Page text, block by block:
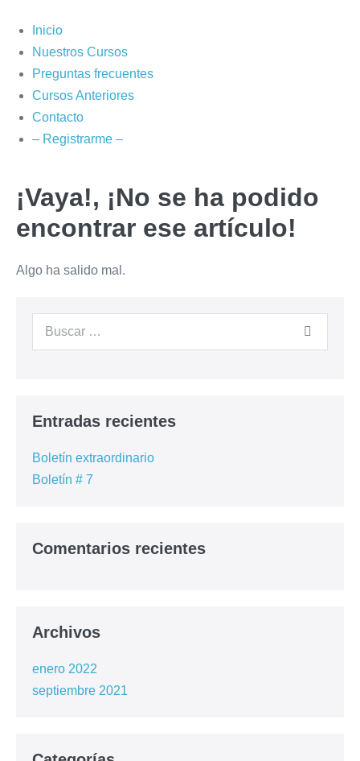
Inicio
Nuestros Cursos
Preguntas frecuentes
Cursos Anteriores
Contacto
– Registrarme –
¡Vaya!, ¡No se ha podido
encontrar ese artículo!
Algo ha salido mal.
Buscar:
Entradas recientes
Boletín extraordinario
Boletín # 7
Comentarios recientes
Archivos
enero 2022
septiembre 2021